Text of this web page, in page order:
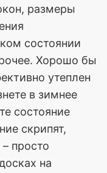
размеры
состоянии
Хорошо бы
утеплен
в зимнее
состояние
скрипят,
просто
на